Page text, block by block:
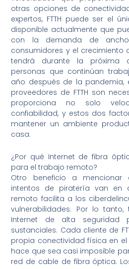
otras opciones de
expertos, FTTH puede ser el
disponible actualmente que
con la demanda de
consumidores y el crecimiento
tendrá durante la próxima
personas que continúan
año después de la
proveedores de FTTH son
proporciona no solo
confiabilidad, y estos dos
mantener un ambiente
casa.
¿Por qué Internet de fibra
para el trabajo remoto?
Otro beneficio a mencionar
intentos de piratería van en
remoto facilita a los
vulnerabilidades. Por lo
Internet de alta seguridad
sustanciales. Cada cliente de
propia conectividad física en
hace que sea casi imposible
red de cable de fibra óptica.